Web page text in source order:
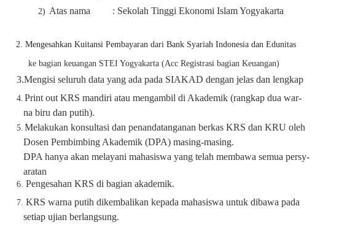
2) Atas nama : Sekolah Tinggi Ekonomi Islam Yogyakarta
2.Mengesahkan Kuitansi Pembayaran dari Bank Syariah Indonesia dan Edunitas
ke bagian keuangan STEI Yogyakarta (Acc Registrasi bagian Keuangan)
3.Mengisi seluruh data yang ada pada SIAKAD dengan jelas dan lengkap
4. Print out KRS mandiri atau mengambil di Akademik (rangkap dua war-
na biru dan putih).
5. Melakukan konsultasi dan penandatanganan berkas KRS dan KRU oleh
Dosen Pembimbing Akademik (DPA) masing-masing.
DPA hanya akan melayani mahasiswa yang telah membawa semua persy-
aratan
6. Pengesahan KRS di bagian akademik.
7. KRS warna putih dikembalikan kepada mahasiswa untuk dibawa pada
setiap ujian berlangsung.